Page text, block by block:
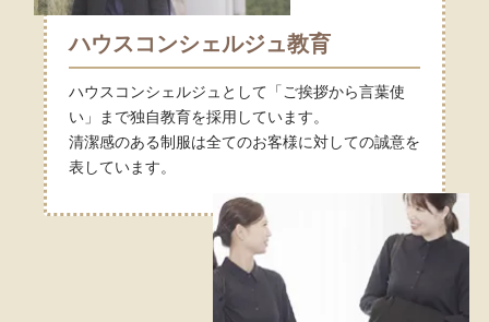
ハウスコンシェルジュ教育
ハウスコンシェルジュとして「ご挨拶から言葉使
い」まで独自教育を採用しています。
清潔感のある制服は全てのお客様に対しての誠意を
表しています。